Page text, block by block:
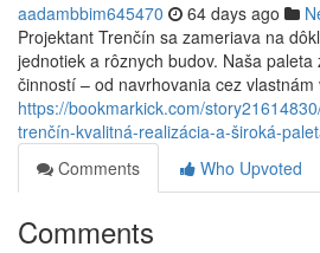
aadambbim645470 64 days ago
Projektant Trenčín sa zameriava na
jednotiek a rôznych budov. Naša
činností – od navrhovania cez vlastnám
https://bookmarkick.com/
trenčín-kvalitná-realizácia-a-široká-
Comments
Who Upvoted
Comments